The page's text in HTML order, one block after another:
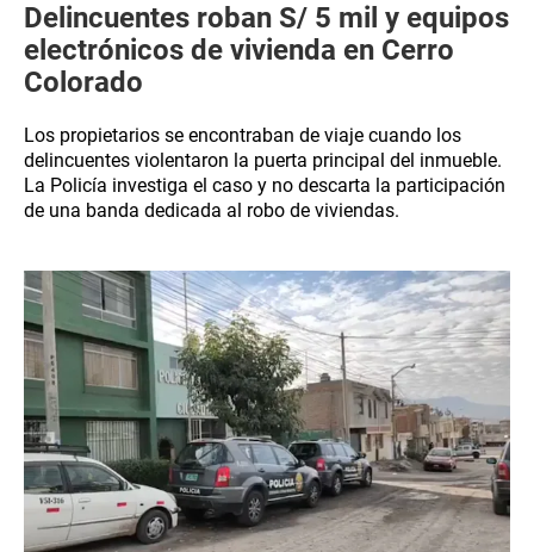
Delincuentes roban S/ 5 mil y equipos
electrónicos de vivienda en Cerro
Colorado
Los propietarios se encontraban de viaje cuando los
delincuentes violentaron la puerta principal del inmueble.
La Policía investiga el caso y no descarta la participación
de una banda dedicada al robo de viviendas.